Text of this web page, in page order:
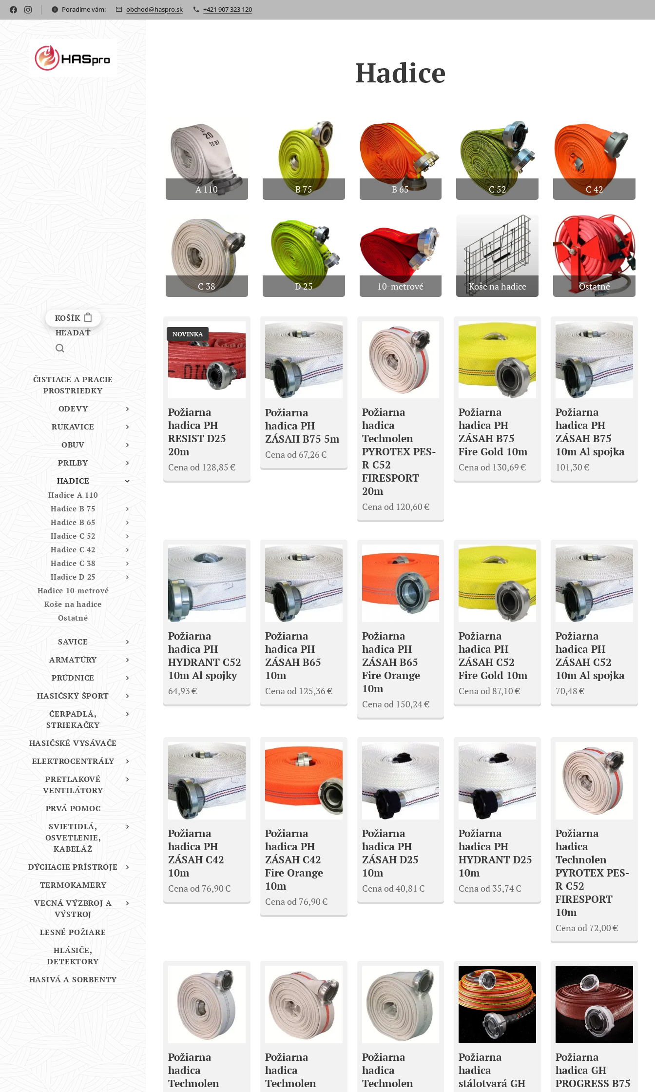
Poradíme vám: obchod@haspro.sk +421 907 323 120
KOŠÍK
HĽADAŤ
ČISTIACE A PRACIE
PROSTRIEDKY
ODEVY
RUKAVICE
OBUV
PRILBY
HADICE
Hadice A 110
Hadice B 75
Hadice B 65
Hadice C 52
Hadice C 42
Hadice C 38
Hadice D 25
Hadice 10-metrové
Koše na hadice
Ostatné
SAVICE
ARMATÚRY
PRÚDNICE
HASIČSKÝ ŠPORT
ČERPADLÁ,
STRIEKAČKY
HASIČSKÉ VYSÁVAČE
ELEKTROCENTRÁLY
PRETLAKOVÉ
VENTILÁTORY
PRVÁ POMOC
SVIETIDLÁ,
OSVETLENIE,
KABELÁŽ
DÝCHACIE PRÍSTROJE
TERMOKAMERY
VECNÁ VÝZBROJ A
VÝSTROJ
LESNÉ POŽIARE
HLÁSIČE,
DETEKTORY
HASIVÁ A SORBENTY
Hadice
A 110 B 75 B 65 C 52 C 42
C 38 D 25 10-metrové Koše na hadice Ostatné
Požiarna
hadica PH
RESIST D25
20m
NOVINKA
Cena od 128,85€
Požiarna
hadica PH
ZÁSAH B75 5m
Cena od 67,26€
Požiarna
hadica
Technolen
PYROTEX PES-
R C52
FIRESPORT
20m
Cena od 120,60€
Požiarna
hadica PH
ZÁSAH B75
Fire Gold 10m
Cena od 130,69€
Požiarna
hadica PH
ZÁSAH B75
10m Al spojka
101,30€
Požiarna
hadica PH
HYDRANT C52
10m Al spojky
64,93€
Požiarna
hadica PH
ZÁSAH B65
10m
Cena od 125,36€
Požiarna
hadica PH
ZÁSAH B65
Fire Orange
10m
Cena od 150,24€
Požiarna
hadica PH
ZÁSAH C52
Fire Gold 10m
Cena od 87,10€
Požiarna
hadica PH
ZÁSAH C52
10m Al spojka
70,48€
Požiarna
hadica PH
ZÁSAH C42
10m
Cena od 76,90€
Požiarna
hadica PH
ZÁSAH C42
Fire Orange
10m
Cena od 76,90€
Požiarna
hadica PH
ZÁSAH D25
10m
Cena od40,81 €
Požiarna
hadica PH
HYDRANT D25
10m
Cena od 35,74€
Požiarna
hadica
Technolen
PYROTEX PES-
R C52
FIRESPORT
10m
Cena od 72,00€
Požiarna
hadica
Technolen
Požiarna
hadica
Technolen
Požiarna
hadica
Technolen
Požiarna
hadica
stálotvará GH
Požiarna
hadica GH
PROGRESS B75